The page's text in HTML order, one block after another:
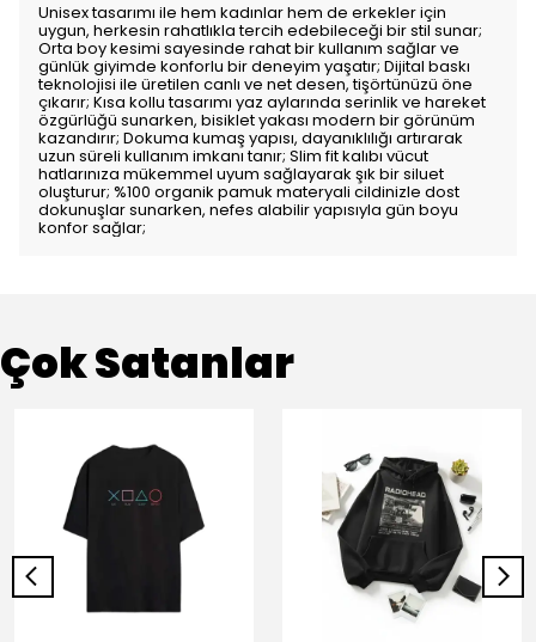
Unisex tasarımı ile hem kadınlar hem de erkekler için
uygun, herkesin rahatlıkla tercih edebileceği bir stil sunar;
Orta boy kesimi sayesinde rahat bir kullanım sağlar ve
günlük giyimde konforlu bir deneyim yaşatır; Dijital baskı
teknolojisi ile üretilen canlı ve net desen, tişörtünüzü öne
çıkarır; Kısa kollu tasarımı yaz aylarında serinlik ve hareket
özgürlüğü sunarken, bisiklet yakası modern bir görünüm
kazandırır; Dokuma kumaş yapısı, dayanıklılığı artırarak
uzun süreli kullanım imkanı tanır; Slim fit kalıbı vücut
hatlarınıza mükemmel uyum sağlayarak şık bir siluet
oluşturur; %100 organik pamuk materyali cildinizle dost
dokunuşlar sunarken, nefes alabilir yapısıyla gün boyu
konfor sağlar;
Çok Satanlar